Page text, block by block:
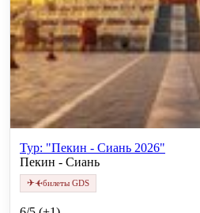
Тур: "Пекин - Сиань 2026"
Пекин - Сиань
✈✈билеты GDS